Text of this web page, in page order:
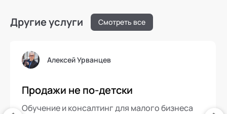
Другие услуги Смотреть все
Алексей Урванцев
Продажи не по-детски
Обучение и консалтинг для малого бизнеса